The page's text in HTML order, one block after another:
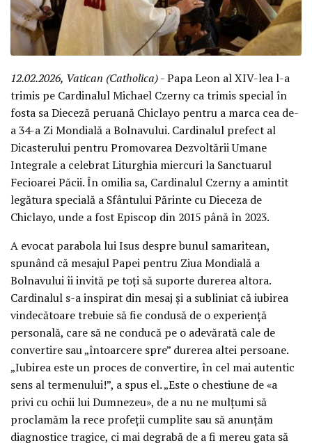
12.02.2026, Vatican (Catholica)- Papa Leon al XIV-lea l-a
trimis pe Cardinalul Michael Czerny ca trimis special în
fosta sa Dieceză peruană Chiclayo pentru a marca cea de-
a 34-a Zi Mondială a Bolnavului. Cardinalul prefect al
Dicasterului pentru Promovarea Dezvoltării Umane
Integrale a celebrat Liturghia miercuri la Sanctuarul
Fecioarei Păcii. În omilia sa, Cardinalul Czerny a amintit
legătura specială a Sfântului Părinte cu Dieceza de
Chiclayo, unde a fost Episcop din 2015 până în 2023.
A evocat parabola lui Isus despre bunul samaritean,
spunând că mesajul Papei pentru Ziua Mondială a
Bolnavului îi invită pe toți să suporte durerea altora.
Cardinalul s-a inspirat din mesaj și a subliniat că iubirea
vindecătoare trebuie să fie condusă de o experiență
personală, care să ne conducă pe o adevărată cale de
convertire sau „întoarcere spre” durerea altei persoane.
„Iubirea este un proces de convertire, în cel mai autentic
sens al termenului!”, a spus el. „Este o chestiune de «a
privi cu ochii lui Dumnezeu», de a nu ne mulțumi să
proclamăm la rece profeții cumplite sau să anunțăm
diagnostice tragice, ci mai degrabă de a fi mereu gata să